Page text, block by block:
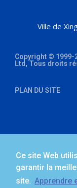
Ce site Web
garantir la
site. Apprendre
Ville de
Copyright © 1999-
Ltd, Tous droits
PLAN DU SITE